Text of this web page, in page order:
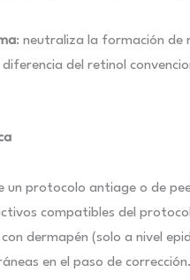
: neutraliza la formación de
diferencia del retinol
un protocolo antiage o de
compatibles del
dermapén (solo a nivel
en el paso de corrección.